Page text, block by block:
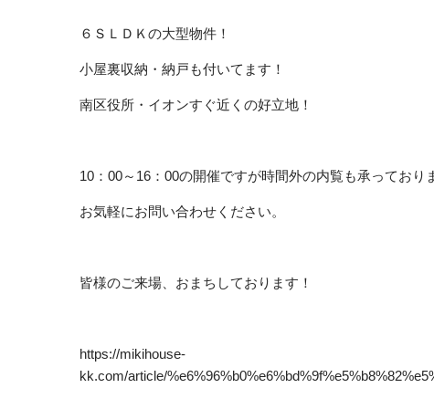
６ＳＬＤＫの大型物件！
小屋裏収納・納戸も付いてます！
南区役所・イオンすぐ近くの好立地！
10：00～16：00の開催ですが時間外の内覧も承っており
お気軽にお問い合わせください。
皆様のご来場、おまちしております！
https://mikihouse-
kk.com/article/